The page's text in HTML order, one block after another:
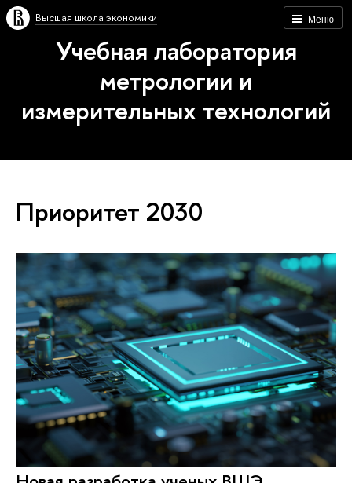
Меню
Высшая школа экономики
Учебная лаборатория
метрологии и
измерительных технологий
Приоритет 2030